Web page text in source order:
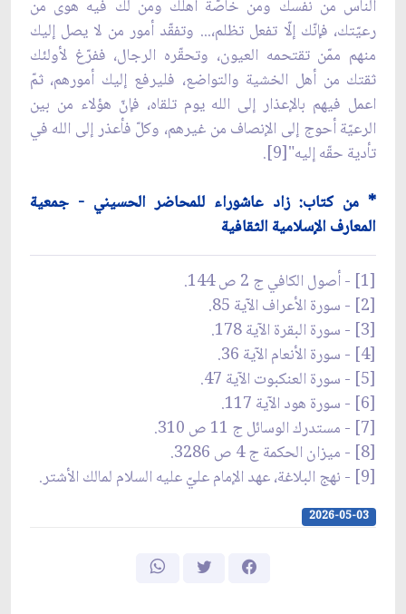
الناس من نفسك ومن خاصّة أهلك ومن لك فيه هوى من
رعيّتك، فإنّك إلّا تفعل تظلم،... وتفقّد أمور من لا يصل إليك
منهم ممّن تقتحمه العيون، وتحقّره الرجال، ففرّغ لأولئك
ثقتك من أهل الخشية والتواضع، فليرفع إليك أمورهم، ثمّ
اعمل فيهم بالإعذار إلى الله يوم تلقاه، فإنّ هؤلاء من بين
الرعيّة أحوج إلى الإنصاف من غيرهم، وكلّ فأعذر إلى الله في
تأدية حقّه إليه"[9].
* من كتاب: زاد عاشوراء للمحاضر الحسيني - جمعية
المعارف الإسلامية الثقافية
[1] - أصول الكافي ج 2 ص 144.
[2] - سورة الأعراف الآية 85.
[3] - سورة البقرة الآية 178.
[4] - سورة الأنعام الآية 36.
[5] - سورة العنكبوت الآية 47.
[6] - سورة هود الآية 117.
[7] - مستدرك الوسائل ج 11 ص 310.
[8] - ميزان الحكمة ج 4 ص 3286.
[9] - نهج البلاغة، عهد الإمام عليّ عليه السلام لمالك الأشتر.
2026-05-03